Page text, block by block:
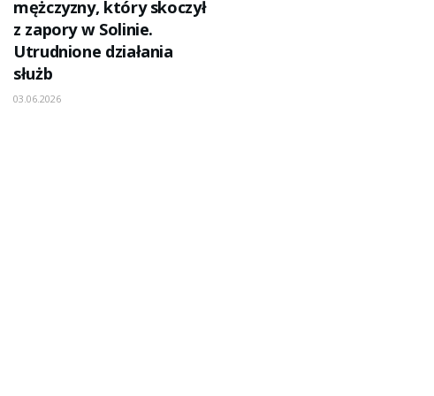
mężczyzny, który skoczył
z zapory w Solinie.
Utrudnione działania
służb
03.06.2026